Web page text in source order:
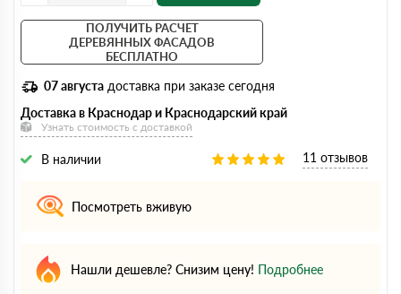
ПОЛУЧИТЬ РАСЧЕТ
ДЕРЕВЯННЫХ ФАСАДОВ
БЕСПЛАТНО
07 августа доставка при заказе сегодня
Доставка в Краснодар и Краснодарский край
Узнать стоимость с доставкой
В наличии 11 отзывов
Посмотреть вживую
Нашли дешевле? Снизим цену! Подробнее